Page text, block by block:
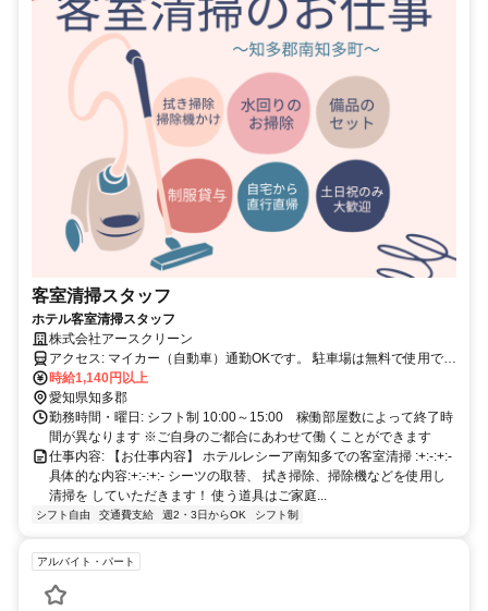
客室清掃スタッフ
ホテル客室清掃スタッフ
株式会社アースクリーン
アクセス: マイカー（自動車）通勤OKです。 駐車場は無料で使用でき
ます。 【名鉄知多新線】 「野間駅」車で3分 徒歩15分 「知多奥田
駅」車で5分
時給1,140円以上
愛知県知多郡
勤務時間・曜日: シフト制 10:00～15:00 稼働部屋数によって終了時
間が異なります ※ご自身のご都合にあわせて働くことができます
仕事内容: 【お仕事内容】 ホテルレシーア南知多での客室清掃 :+:-:+:-
具体的な内容:+:-:+:- シーツの取替、 拭き掃除、掃除機などを使用し
清掃を していただきます！ 使う道具はご家庭...
シフト自由 交通費支給 週2・3日からOK シフト制
アルバイト・パート